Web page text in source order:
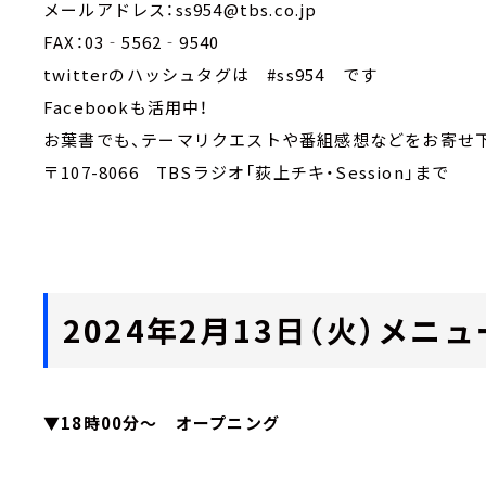
メールアドレス：ss954@tbs.co.jp
FAX：03‐5562‐9540
twitterのハッシュタグは #ss954 です
Facebookも活用中！
お葉書でも、テーマリクエストや番組感想などをお寄せ
〒107-8066 TBSラジオ「荻上チキ・Session」まで
2024年2月13日（火）メニュ
▼18時00分～ オープニング